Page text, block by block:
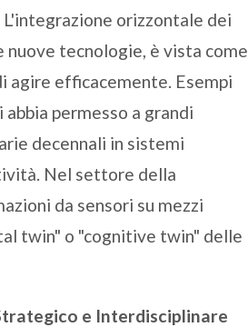
orizzontale dei
tecnologie, è vista come
agire efficacemente. Esempi
permesso a grandi
decennali in sistemi
Nel settore della
da sensori su mezzi
twin" o "cognitive twin" delle
e Interdisciplinare